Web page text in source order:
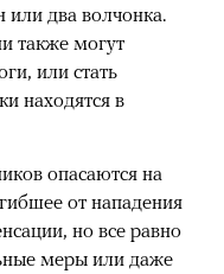
или два волчонка.
также могут
или стать
находятся в
опасаются на
от нападения
но все равно
меры или даже